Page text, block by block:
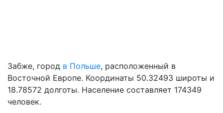
Забже, город в Польше, расположенный в
Восточной Европе. Координаты 50.32493 широты и
18.78572 долготы. Население составляет 174349
человек.